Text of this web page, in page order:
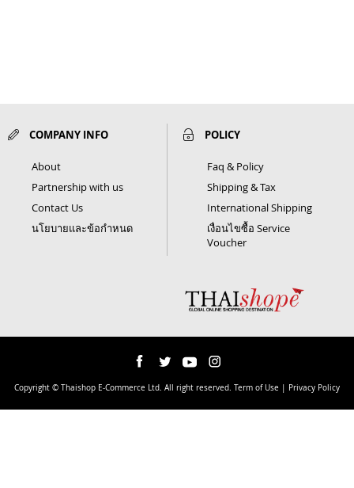
COMPANY INFO
About
Partnership with us
Contact Us
นโยบายและข้อกำหนด
POLICY
Faq & Policy
Shipping & Tax
International Shipping
เงื่อนไขซื้อ Service
Voucher
Copyright © Thaishop E-Commerce Ltd. All right reserved. Term of Use | Privacy Policy